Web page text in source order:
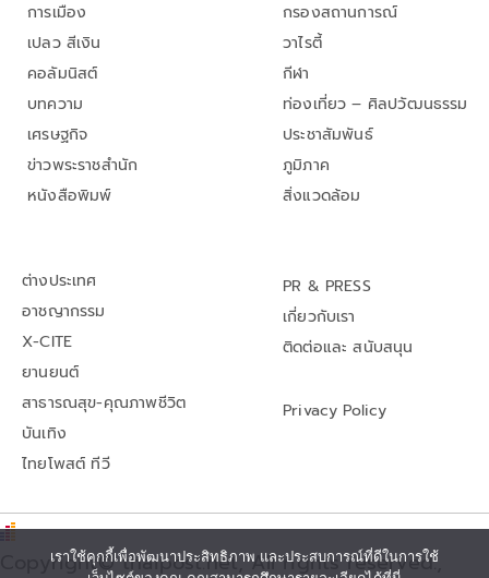
การเมือง
เปลว สีเงิน
คอลัมนิสต์
บทความ
เศรษฐกิจ
ข่าวพระราชสำนัก
หนังสือพิมพ์
กรองสถานการณ์
วาไรตี้
กีฬา
ท่องเที่ยว – ศิลปวัฒนธรรม
ประชาสัมพันธ์
ภูมิภาค
สิ่งแวดล้อม
ต่างประเทศ
อาชญากรรม
X-CITE
ยานยนต์
สาธารณสุข-คุณภาพชีวิต
บันเทิง
ไทยโพสต์ ทีวี
PR & PRESS
เกี่ยวกับเรา
ติดต่อและ สนับสนุน
Privacy Policy
Copyright© thaipost.net, All rights reserved.,
เราใช้คุกกี้เพื่อพัฒนาประสิทธิภาพ และประสบการณ์ที่ดีในการใช้